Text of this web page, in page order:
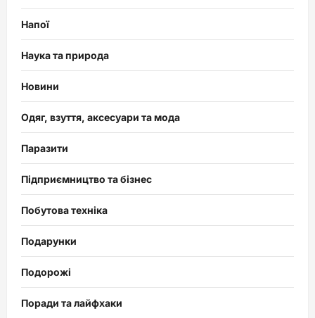
Напої
Наука та природа
Новини
Одяг, взуття, аксесуари та мода
Паразити
Підприємництво та бізнес
Побутова техніка
Подарунки
Подорожі
Поради та лайфхаки